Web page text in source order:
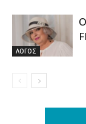
ΛΟΓΟΣ